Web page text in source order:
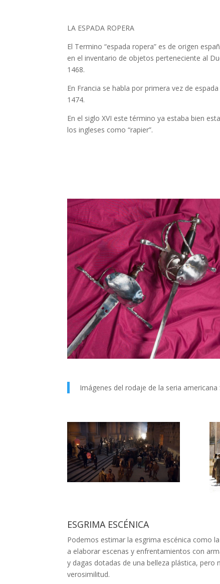
LA ESPADA ROPERA
El Termino “espada ropera” es de origen
en el inventario de objetos perteneciente al
1468.
En Francia se habla por primera vez de
1474.
En el siglo XVI este término ya estaba bien
los ingleses como “rapier”.
Imágenes del rodaje de la seria
ESGRIMA ESCÉNICA
Podemos estimar la esgrima escénica como
a elaborar escenas y enfrentamientos con
y dagas dotadas de una belleza plástica,
verosimilitud.